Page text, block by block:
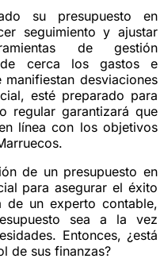
su presupuesto en
seguimiento y ajustar
de gestión
de cerca los gastos e
desviaciones
esté preparado para
regular garantizará que
línea con los objetivos
de un presupuesto en
para asegurar el éxito
de un experto contable,
sea a la vez
Entonces, ¿está
de sus finanzas?